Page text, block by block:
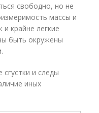
свободно, но не
массы и
крайне легкие
быть окружены
и следы
иных